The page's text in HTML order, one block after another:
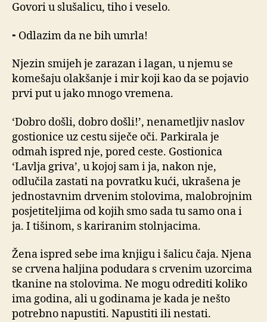
Govori u slušalicu, tiho i veselo.
⁃ Odlazim da ne bih umrla!
Njezin smijeh je zarazan i lagan, u njemu se
komešaju olakšanje i mir koji kao da se pojavio
prvi put u jako mnogo vremena.
‘Dobro došli, dobro došli!’, nenametljiv naslov
gostionice uz cestu siječe oči. Parkirala je
odmah ispred nje, pored ceste. Gostionica
‘Lavlja griva’, u kojoj sam i ja, nakon nje,
odlučila zastati na povratku kući, ukrašena je
jednostavnim drvenim stolovima, malobrojnim
posjetiteljima od kojih smo sada tu samo ona i
ja. I tišinom, s kariranim stolnjacima.
Žena ispred sebe ima knjigu i šalicu čaja. Njena
se crvena haljina podudara s crvenim uzorcima
tkanine na stolovima. Ne mogu odrediti koliko
ima godina, ali u godinama je kada je nešto
potrebno napustiti. Napustiti ili nestati.